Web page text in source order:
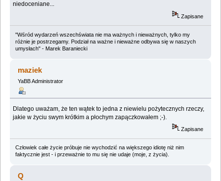
niedoceniane...
Zapisane
"Wśród wydarzeń wszechświata nie ma ważnych i nieważnych, tylko my
różnie je postrzegamy. Podział na ważne i nieważne odbywa się w naszych
umysłach" - Marek Baraniecki
maziek
YaBB Administrator
Dlatego uważam, że ten wątek to jedna z niewielu pożytecznych rzeczy,
jakie w życiu swym krótkim a płochym zapączkowałem ;-).
Zapisane
Człowiek całe życie próbuje nie wychodzić na większego idiotę niż nim
faktycznie jest - i przeważnie to mu się nie udaje (moje, z życia).
Q